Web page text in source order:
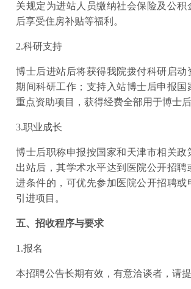
关规定为进站人员缴纳社会保险及公积
后享受住房补贴等福利。
2.科研支持
博士后进站后将获得我院拨付科研启动
期间科研工作；支持入站博士后申报国
重点资助项目，获得经费全部用于博士后
3.职业成长
博士后职称申报按国家和天津市相关政
出站后，其学术水平达到医院公开招聘
进条件的，可优先参加医院公开招聘或
引进项目。
五、招收程序与要求
1.报名
本招聘公告长期有效，有意洽谈者，请